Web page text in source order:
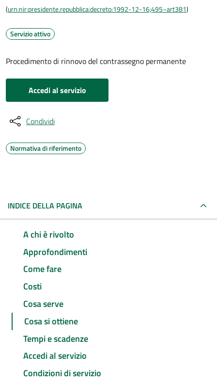
(urn:nir:presidente.repubblica:decreto:1992-12-16;495~art381)
Servizio attivo
Procedimento di rinnovo del contrassegno permanente
Accedi al servizio
Condividi
Normativa di riferimento
INDICE DELLA PAGINA
A chi è rivolto
Approfondimenti
Come fare
Costi
Cosa serve
Cosa si ottiene
Tempi e scadenze
Accedi al servizio
Condizioni di servizio